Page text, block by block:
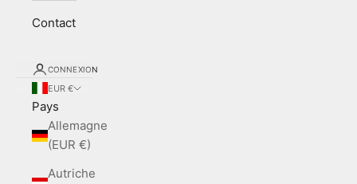
Contact
CONNEXION
EUR €
Pays
Allemagne
(EUR €)
Autriche